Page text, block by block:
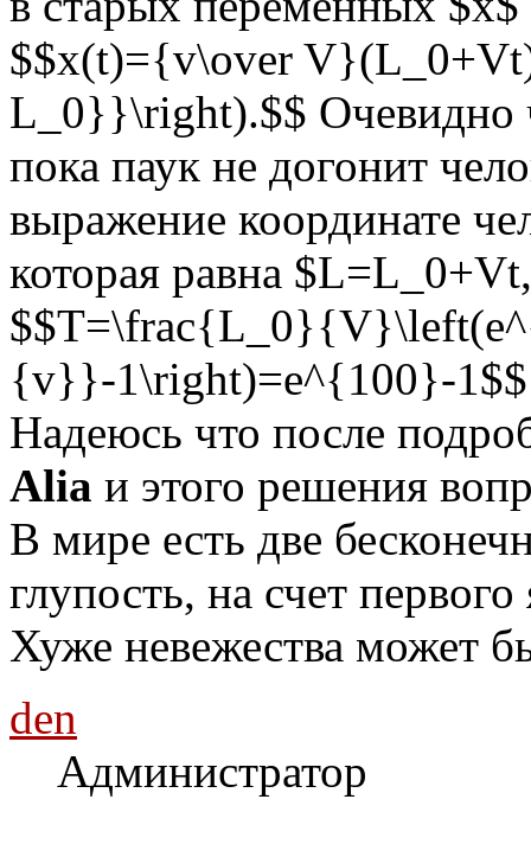
$$x(t)={v\over
L_0}}\right).$$ Очевидно
пока паук не догонит
выражение координате
которая равна
{v}}-1\right)=e^{100}-1$$
Надеюсь что после
Alia и этого решения
В мире есть две
глупость, на счет
Хуже невежества может
den
Администратор